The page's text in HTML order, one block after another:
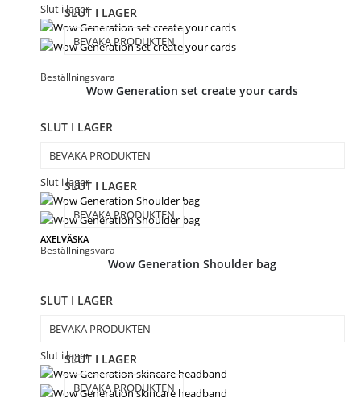
Slut i lager
Beställningsvara
SLUT I LAGER
BEVAKA PRODUKTEN
Wow Generation set create your cards
SLUT I LAGER
BEVAKA PRODUKTEN
Slut i lager
AXELVÄSKA
Beställningsvara
SLUT I LAGER
BEVAKA PRODUKTEN
Wow Generation Shoulder bag
SLUT I LAGER
BEVAKA PRODUKTEN
Slut i lagerSLUT I LAGER
BEVAKA PRODUKTEN